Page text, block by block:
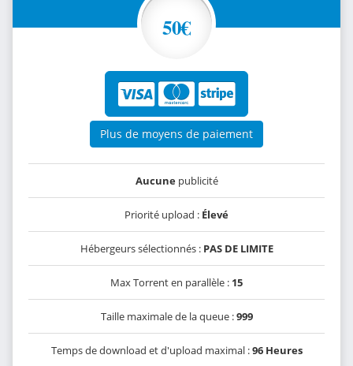
50€
Plus de moyens de paiement
Aucunepublicité
Priorité upload : Élevé
Hébergeurs sélectionnés : PAS DE LIMITE
Max Torrent en parallèle : 15
Taille maximale de la queue :999
Temps de download et d'upload maximal :96 Heures